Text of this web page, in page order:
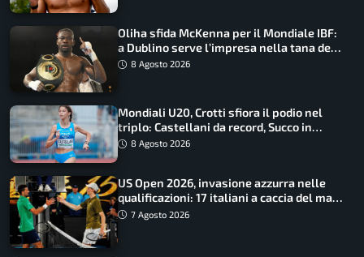
Oliha sfida McKenna per il Mondiale IBF:
a Dublino serve l’impresa nella tana del
lupo8 Agosto 2026
Mondiali U20, Crotti sfiora il podio nel
triplo: Castellani da record, Succo in
finale
8 Agosto 2026
US Open 2026, invasione azzurra nelle
qualificazioni: 17 italiani a caccia del main
draw7 Agosto 2026